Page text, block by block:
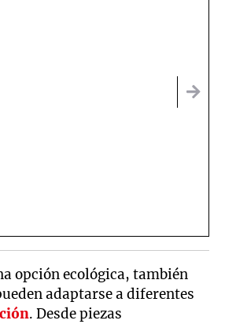
opción ecológica, también
adaptarse a diferentes
. Desde piezas